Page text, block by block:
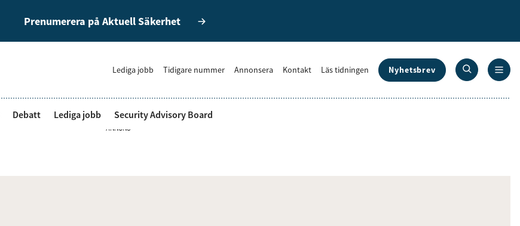
Prenumerera på Aktuell Säkerhet
Lediga jobb Tidigare nummer Annonsera Kontakt Läs tidningen Nyhetsbrev
Debatt Lediga jobb Security Advisory Board
ANNONS